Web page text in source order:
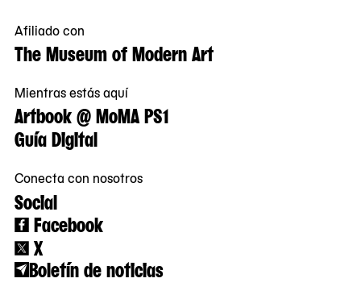
Afiliado con
The Museum of Modern Art
Mientras estás aquí
Artbook @ MoMA PS1
Guía Digital
Conecta con nosotros
Social
Facebook
X
Boletín de noticias